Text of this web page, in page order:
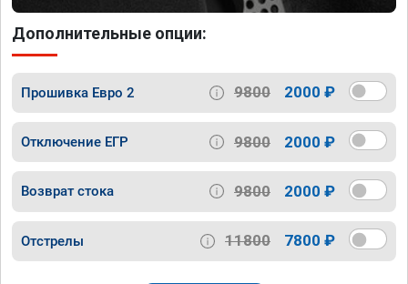
Дополнительные опции:
Прошивка Евро 2 9800 2000 ₽
Отключение ЕГР 9800 2000 ₽
Возврат стока 9800 2000 ₽
Отстрелы 11800 7800 ₽